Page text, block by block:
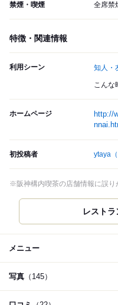
禁煙・喫煙 全席禁
特徴・関連情報
利用シーン 知人・
こんな
ホームページ
http://
初投稿者 ytaya
※阪神構内喫茶の店舗情報に誤り
レスト
メニュー
写真 （145）